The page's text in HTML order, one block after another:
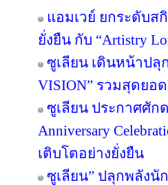
แอมเวย์ ยกระดับส
ยั่งยืน กับ “Artistry
ซูเลียน เดินหน้าปลุ
VISION” รวมสุดย
ซูเลียน ประกาศศัก
Anniversary
เติบโตอย่างยั่งยืน
ซูเลียน” ปลุกพลังนั